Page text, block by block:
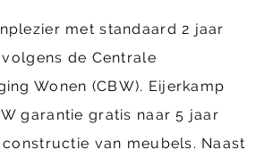
met standaard 2 jaar
de Centrale
Wonen (CBW). Eijerkamp
garantie gratis naar 5 jaar
van meubels. Naast